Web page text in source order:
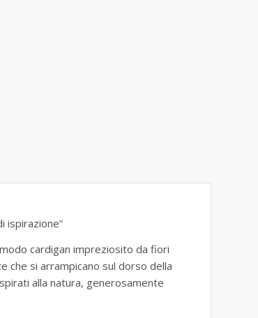
ispirazione”
cardigan impreziosito da fiori
che si arrampicano sul dorso della
alla natura, generosamente